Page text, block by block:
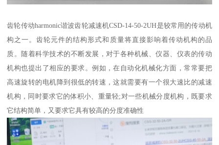
齿轮传动harmonic谐波齿轮减速机CSD-14-50-2UH是较常用的传动机
构之一。齿轮元件的结构形式和质量将直接影响着传动机构的品
质。随着科学技术的不断发展，对于各种机械、仪器、仪表的传动
机构也提出了相应的要求。例如，在自动化机械化方面，常常要把
高速旋转的电机降到很低的转速，这就需要有一个很大速比的减速
机构，同时要求它的体积小、重量轻;对一些机械分度机构，既要求
它结构简单，又要求它具有较高的分度准确性